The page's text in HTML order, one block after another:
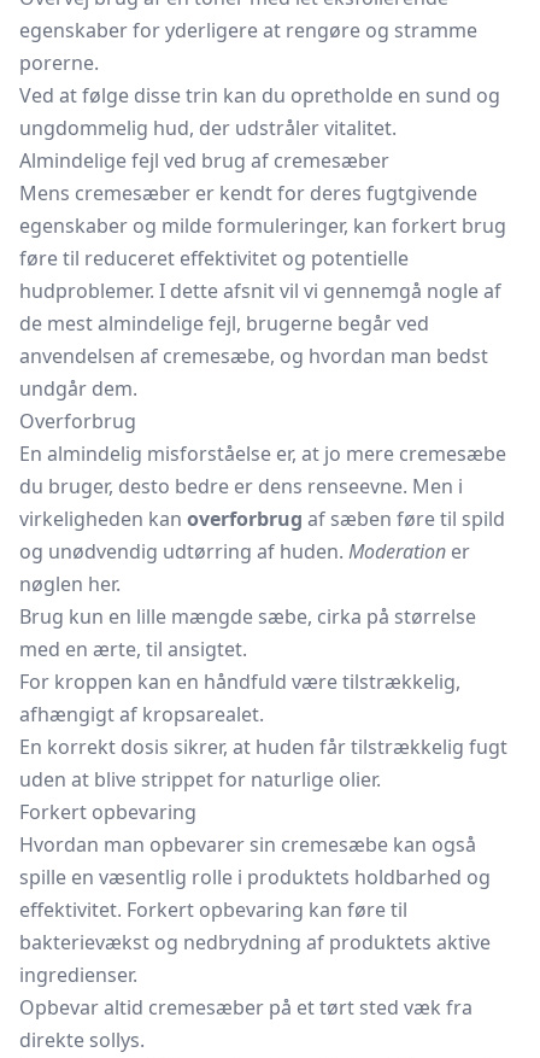
egenskaber for yderligere at rengøre og stramme
porerne.
Ved at følge disse trin kan du opretholde en sund og
ungdommelig hud, der udstråler vitalitet.
Almindelige fejl ved brug af cremesæber
Mens cremesæber er kendt for deres fugtgivende
egenskaber og milde formuleringer, kan forkert brug
føre til reduceret effektivitet og potentielle
hudproblemer. I dette afsnit vil vi gennemgå nogle af
de mest almindelige fejl, brugerne begår ved
anvendelsen af cremesæbe, og hvordan man bedst
undgår dem.
Overforbrug
En almindelig misforståelse er, at jo mere cremesæbe
du bruger, desto bedre er dens renseevne. Men i
virkeligheden kan overforbrug af sæben føre til spild
og unødvendig udtørring af huden. Moderation er
nøglen her.
Brug kun en lille mængde sæbe, cirka på størrelse
med en ærte, til ansigtet.
For kroppen kan en håndfuld være tilstrækkelig,
afhængigt af kropsarealet.
En korrekt dosis sikrer, at huden får tilstrækkelig fugt
uden at blive strippet for naturlige olier.
Forkert opbevaring
Hvordan man opbevarer sin cremesæbe kan også
spille en væsentlig rolle i produktets holdbarhed og
effektivitet. Forkert opbevaring kan føre til
bakterievækst og nedbrydning af produktets aktive
ingredienser.
Opbevar altid cremesæber på et tørt sted væk fra
direkte sollys.